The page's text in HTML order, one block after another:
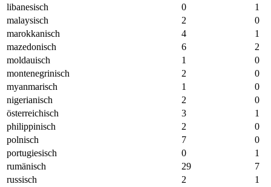
libanesisch
0
1
malaysisch
2
0
marokkanisch
4
1
mazedonisch
6
2
moldauisch
1
0
montenegrinisch
2
0
myanmarisch
1
0
nigerianisch
2
0
österreichisch
3
1
philippinisch
2
0
polnisch
7
0
portugiesisch
0
1
rumänisch
29
7
russisch
2
1